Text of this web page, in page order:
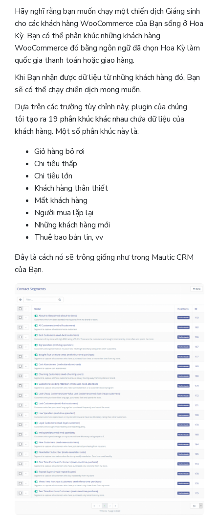
Hãy nghĩ rằng bạn muốn chạy một chiến dịch Giáng sinh
cho các khách hàng WooCommerce của Bạn sống ở Hoa
Kỳ. Bạn có thể phân khúc những khách hàng
WooCommerce đó bằng ngôn ngữ đã chọn Hoa Kỳ làm
quốc gia thanh toán hoặc giao hàng.
Khi Bạn nhận được dữ liệu từ những khách hàng đó, Bạn
sẽ có thể chạy chiến dịch mong muốn.
Dựa trên các trường tùy chỉnh này, plugin của chúng
tôi tạo ra 19 phân khúc khác nhauchứa dữ liệu của
khách hàng. Một số phân khúc này là:
Giỏ hàng bỏ rơi
Chi tiêu thấp
Chi tiêu lớn
Khách hàng thân thiết
Mất khách hàng
Người mua lặp lại
Những khách hàng mới
Thuê bao bản tin, vv
Đây là cách nó sẽ trông giống như trong Mautic ​​CRM
của Bạn.